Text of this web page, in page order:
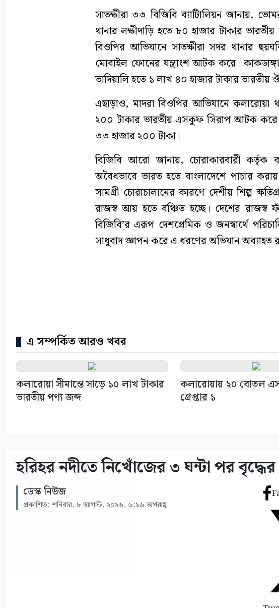
সাতক্ষীরা ৩৩ বিজিবি ব্যাটিালিয়ন জানায়,
থানার লক্ষীদাড়ি হতে ৮০ হাজার টাকার
বিওপির আভিযানে সাতক্ষীরা সদর থানার
মোবাইল ফোনের যন্ত্রাংশ আটক করে।
ভাদিয়ালি হতে ১ লাখ ৪০ হাজার টাকার
এছাড়াও, মাদরা বিওপির আভিযানে কলারোয়া
২০০ টাকার ভারতীয় এসকুফ সিরাপ আটক
৩৩ হাজার ২০০ টাকা।
বিজিবি আরো জানায়, চোরাকারবারী কর্তৃক
অবৈধভাবে ভারত হতে বাংলাদেশে পাচার
সামগ্রী চোরাচালানের কারণে দেশীয় শিল্প
রাজস্ব আয় হতে বঞ্চিত হচ্ছে। দেশের রাজস্ব
বিজিবি’র এরূপ দেশপ্রেমিক ও জনস্বার্থে
সাধুবাদ জ্ঞাপন করে এ ধরণের অভিযান
এ সম্পর্কিত আরও খবর
কলারোয়া সীমান্তে সাড়ে ১০ লাখ টাকার
ভারতীয় পণ্য জব্দ
কলারোয়ায় ২০ বোতল
গ্রেপ্তার ১
হরিহর নদীতে নিখোঁজের ৩ ঘন্টা পর
ডেস্ক নিউজ
প্রকাশিত: শনিবার, ৮ আগস্ট, ২০২৬, ৬:১৬ অপরাহ্ণ